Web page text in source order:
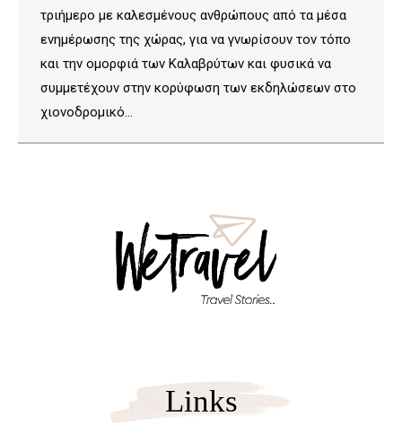
τριήμερο με καλεσμένους ανθρώπους από τα μέσα
ενημέρωσης της χώρας, για να γνωρίσουν τον τόπο
και την ομορφιά των Καλαβρύτων και φυσικά να
συμμετέχουν στην κορύφωση των εκδηλώσεων στο
χιονοδρομικό…
Links